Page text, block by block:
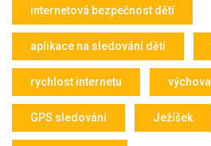
internetová bezpečnost dětí
aplikace na sledování dětí
rychlost internetu výchova
GPS sledování Ježíšek